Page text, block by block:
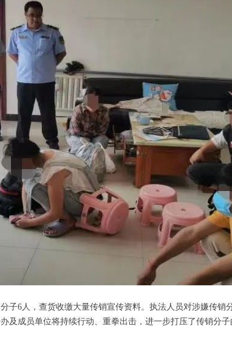
6人，查货收缴大量传销宣传资料。执法人员对涉嫌传销
及成员单位将持续行动、重拳出击，进一步打压了传销分